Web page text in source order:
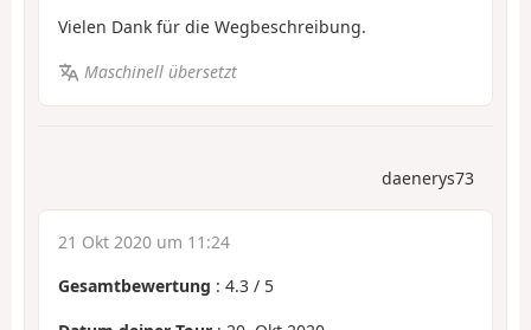
Vielen Dank für die Wegbeschreibung.
Maschinell übersetzt
daenerys73
21 Okt 2020 um 11:24
Gesamtbewertung : 4.3 / 5